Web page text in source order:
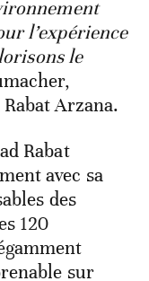
l’expérience
le
Arzana.
Rabat
avec sa
des
120
sur